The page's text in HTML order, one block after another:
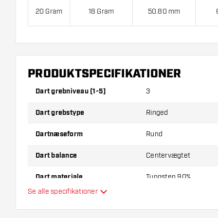
20 Gram 18 Gram 50.80 mm
PRODUKTSPECIFIKATIONER
Dart grebniveau (1-5) 3
Dart grebstype Ringed
Dartnæseform Rund
Dart balance Centervægtet
Dart materiale Tungsten 90%
Se alle specifikationer